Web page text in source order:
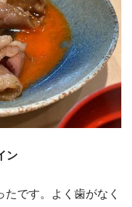
ン
です。よく歯がなく